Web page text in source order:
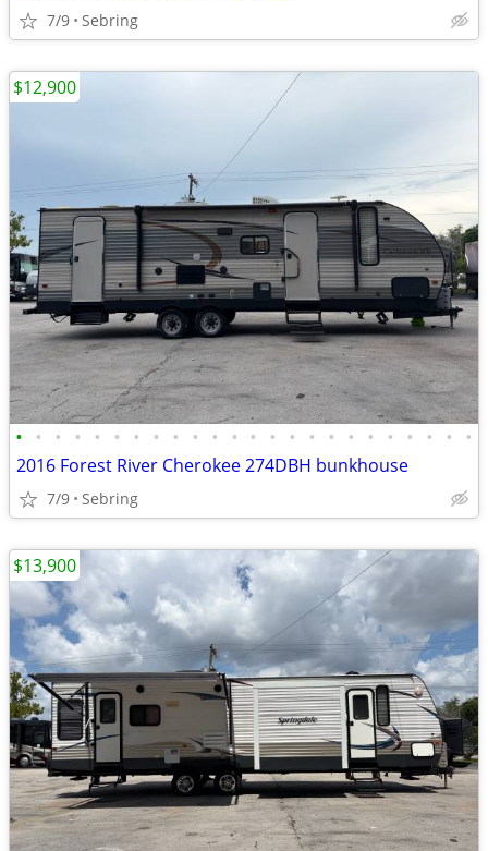
7/9 Sebring
• • • • • • • • • • • • • • • • • • • • • • • •
2016 Forest River Cherokee 274DBH bunkhouse
7/9 Sebring
$12,900
$13,900